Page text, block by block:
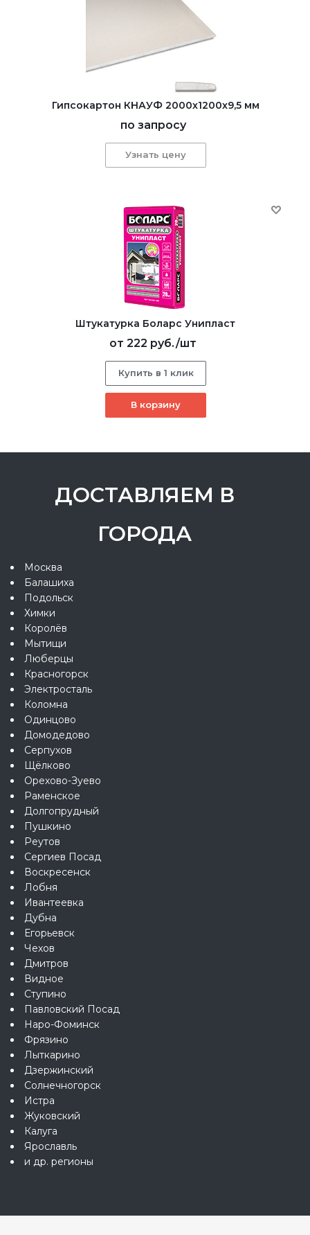
Гипсокартон КНАУФ 2000x1200x9,5 мм
по запросу
Узнать цену
Штукатурка Боларс Унипласт
от 222 руб./шт
Купить в 1 клик
В корзину
ДОСТАВЛЯЕМ В
ГОРОДА
Москва
Балашиха
Подольск
Химки
Королёв
Мытищи
Люберцы
Красногорск
Электросталь
Коломна
Одинцово
Домодедово
Серпухов
Щёлково
Орехово-Зуево
Раменское
Долгопрудный
Пушкино
Реутов
Сергиев Посад
Воскресенск
Лобня
Ивантеевка
Дубна
Егорьевск
Чехов
Дмитров
Видное
Ступино
Павловский Посад
Наро-Фоминск
Фрязино
Лыткарино
Дзержинский
Солнечногорск
Истра
Жуковский
Калуга
Ярославль
и др. регионы